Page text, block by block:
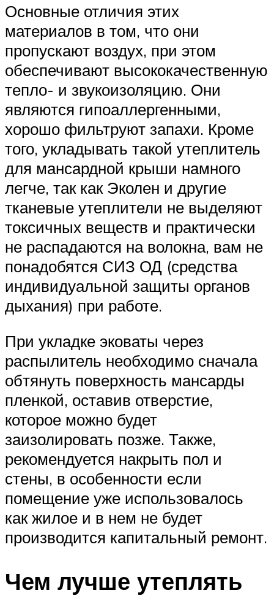
Основные отличия этих
материалов в том, что они
пропускают воздух, при этом
обеспечивают высококачественную
тепло- и звукоизоляцию. Они
являются гипоаллергенными,
хорошо фильтруют запахи. Кроме
того, укладывать такой утеплитель
для мансардной крыши намного
легче, так как Эколен и другие
тканевые утеплители не выделяют
токсичных веществ и практически
не распадаются на волокна, вам не
понадобятся СИЗ ОД (средства
индивидуальной защиты органов
дыхания) при работе.
При укладке эковаты через
распылитель необходимо сначала
обтянуть поверхность мансарды
пленкой, оставив отверстие,
которое можно будет
заизолировать позже. Также,
рекомендуется накрыть пол и
стены, в особенности если
помещение уже использовалось
как жилое и в нем не будет
производится капитальный ремонт.
Чем лучше утеплять